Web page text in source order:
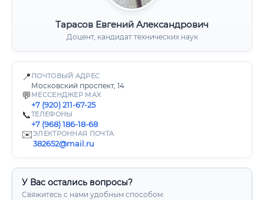
Тарасов Евгений Александрович
Доцент, кандидат технических наук
📍 ПОЧТОВЫЙ АДРЕС
Московский проспект, 14
💬 МЕССЕНДЖЕР MAX
+7 (920) 211-67-25
📞ТЕЛЕФОНЫ
+7 (968) 186-18-68
✉️ЭЛЕКТРОННАЯ ПОЧТА
382652@mail.ru
У Вас остались вопросы?
Свяжитесь с нами удобным способом: